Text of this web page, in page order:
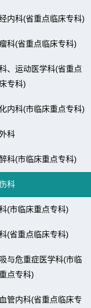
内科(省重点临床专科)
科(省重点临床专科)
、运动医学科(省重点
专科)
内科(市临床重点专科)
科
科(市临床重点专科)
科
(市临床重点专科)
(省重点临床专科)
与危重症医学科(市临
点专科)
管内科(省重点临床专